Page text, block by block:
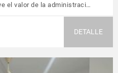
el valor de la administraci…
DETALLE